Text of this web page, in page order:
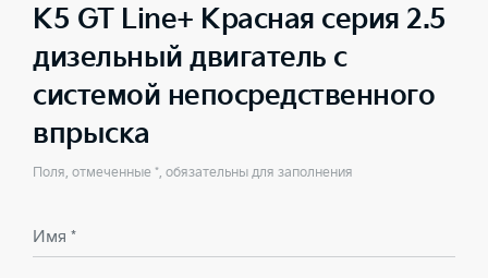
K5 GT Line+ Красная серия 2.5
дизельный двигатель с
системой непосредственного
впрыска
Поля, отмеченные *, обязательны для заполнения
Имя *